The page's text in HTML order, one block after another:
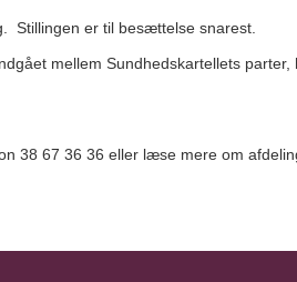
Stillingen er til besættelse snarest.
mellem Sundhedskartellets
38 67 36 36 eller læse mere om